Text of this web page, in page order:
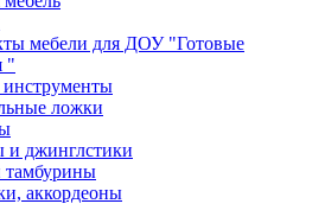
мебели для ДОУ "Готовые
"
ложки
и джинглстики
аккордеоны